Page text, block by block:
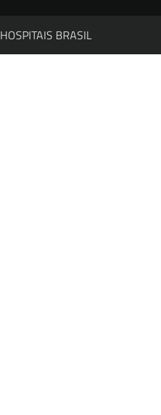
HOSPITAIS BRASIL